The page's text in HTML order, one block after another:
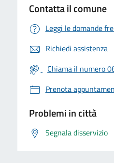
Contatta il comune
Leggi le domande
Richiedi assistenza
Chiama il numero
Prenota
Problemi in città
Segnala disservizio